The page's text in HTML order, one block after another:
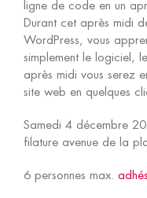
Formations
ligne de code en un
Durant cet après midi
WordPress, vous
simplement le logiciel,
après midi vous serez
site web en quelques
Samedi 4 décembre
filature avenue de la
6 personnes max.